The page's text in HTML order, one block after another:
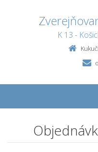
K 13 -